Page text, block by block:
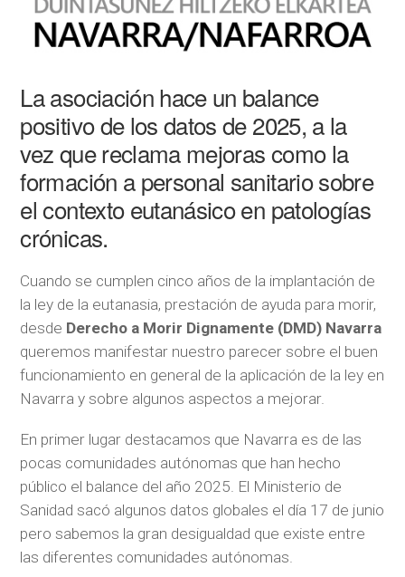
La asociación hace un balance
positivo de los datos de 2025, a la
vez que reclama mejoras como la
formación a personal sanitario sobre
el contexto eutanásico en patologías
crónicas.
Cuando se cumplen cinco años de la implantación de
la ley de la eutanasia, prestación de ayuda para morir,
desde Derecho a Morir Dignamente (DMD) Navarra
queremos manifestar nuestro parecer sobre el buen
funcionamiento en general de la aplicación de la ley en
Navarra y sobre algunos aspectos a mejorar.
En primer lugar destacamos que Navarra es de las
pocas comunidades autónomas que han hecho
público el balance del año 2025. El Ministerio de
Sanidad sacó algunos datos globales el día 17 de junio
pero sabemos la gran desigualdad que existe entre
las diferentes comunidades autónomas.